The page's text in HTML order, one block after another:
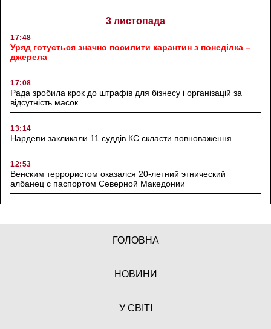
3 листопада
17:48
Уряд готується значно посилити карантин з понеділка –
джерела
17:08
Рада зробила крок до штрафів для бізнесу і організацій за
відсутність масок
13:14
Нардепи закликали 11 суддів КС скласти повноваження
12:53
Венским террористом оказался 20-летний этнический
албанец с паспортом Северной Македонии
ГОЛОВНА
НОВИНИ
У СВІТІ